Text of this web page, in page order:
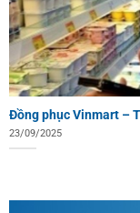
Đồng phục Vinmart –
23/09/2025